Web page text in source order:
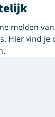
melden
Hier vind je